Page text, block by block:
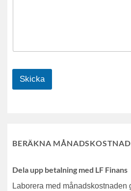
Skicka
BERÄKNA MÅNADSKOSTNAD
Dela upp betalning med LF Finans
Laborera med månadskostnaden